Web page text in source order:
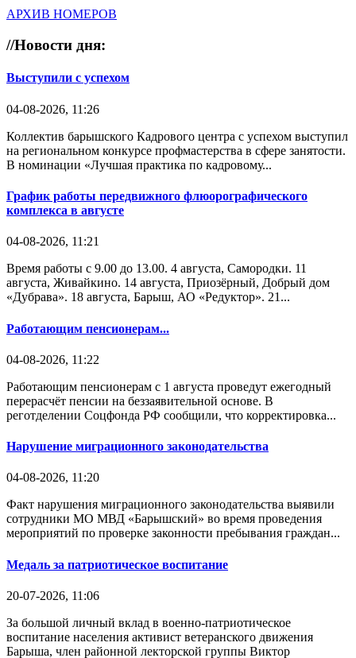
АРХИВ НОМЕРОВ
//Новости дня:
Выступили с успехом
04-08-2026, 11:26
Коллектив барышского Кадрового центра с успехом выступил
на региональном конкурсе профмастерства в сфере занятости.
В номинации «Лучшая практика по кадровому...
График работы передвижного флюорографического
комплекса в августе
04-08-2026, 11:21
Время работы с 9.00 до 13.00. 4 августа, Самородки. 11
августа, Живайкино. 14 августа, Приозёрный, Добрый дом
«Дубрава». 18 августа, Барыш, АО «Редуктор». 21...
Работающим пенсионерам...
04-08-2026, 11:22
Работающим пенсионерам с 1 августа проведут ежегодный
перерасчёт пенсии на беззаявительной основе. В
реготделении Соцфонда РФ сообщили, что корректировка...
Нарушение миграционного законодательства
04-08-2026, 11:20
Факт нарушения миграционного законодательства выявили
сотрудники МО МВД «Барышский» во время проведения
мероприятий по проверке законности пребывания граждан...
Медаль за патриотическое воспитание
20-07-2026, 11:06
За большой личный вклад в военно-патриотическое
воспитание населения активист ветеранского движения
Барыша, член районной лекторской группы Виктор